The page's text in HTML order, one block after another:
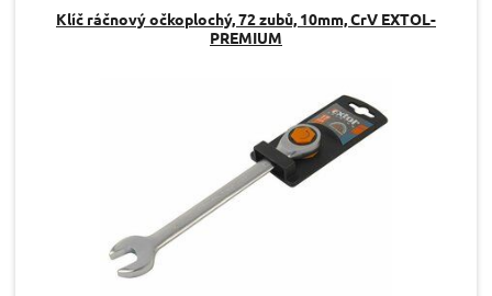
Dotaz:Klíč ráčnový očkoplochý, 72 zubů, 10mm, CrV EXTOL-
PREMIUM